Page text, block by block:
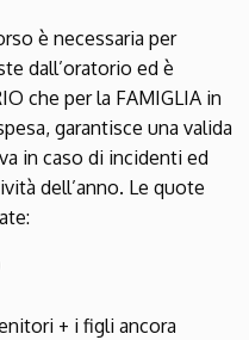
è necessaria per
dall’oratorio ed è
che per la FAMIGLIA in
garantisce una valida
in caso di incidenti ed
dell’anno. Le quote
+ i figli ancora